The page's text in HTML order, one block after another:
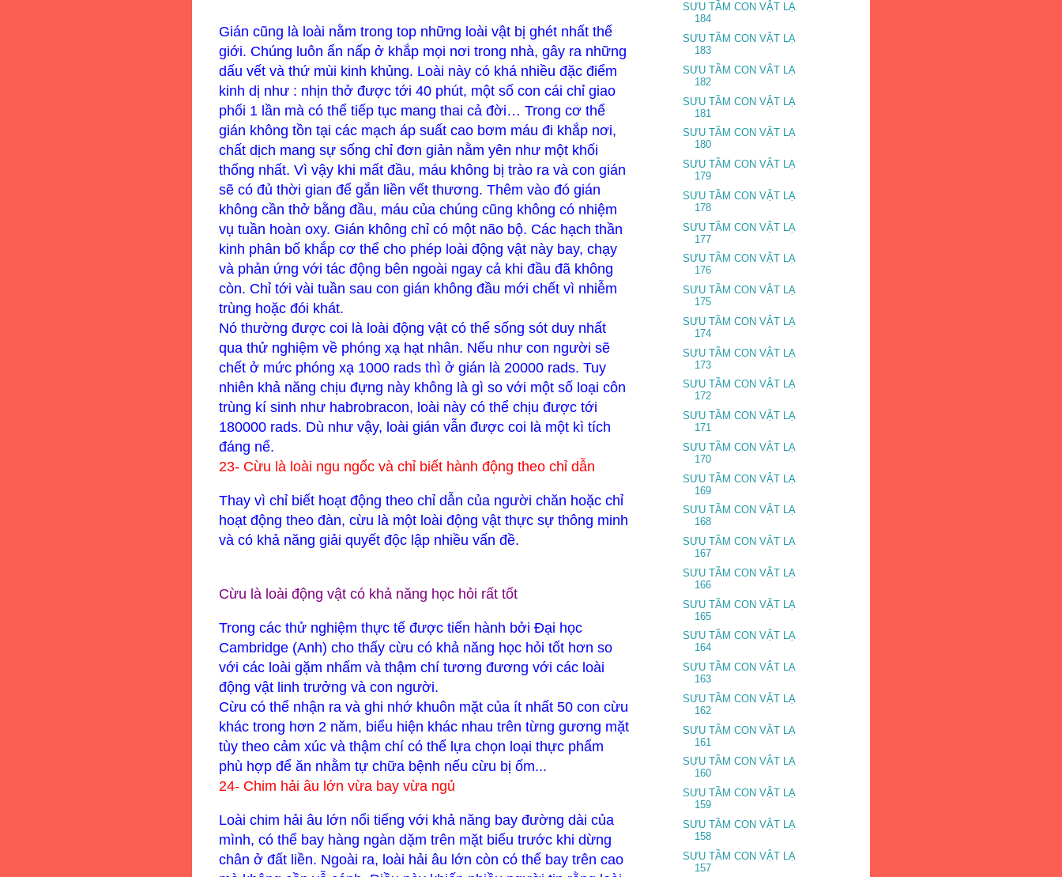
Gián cũng là loài nằm trong top những loài vật bị ghét nhất thế
giới. Chúng luôn ẩn nấp ở khắp mọi nơi trong nhà, gây ra những
dấu vết và thứ mùi kinh khủng. Loài này có khá nhiều đặc điểm
kinh dị như : nhịn thở được tới 40 phút, một số con cái chỉ giao
phối 1 lần mà có thể tiếp tục mang thai cả đời… Trong cơ thể
gián không tồn tại các mạch áp suất cao bơm máu đi khắp nơi,
chất dịch mang sự sống chỉ đơn giản nằm yên như một khối
thống nhất. Vì vậy khi mất đầu, máu không bị trào ra và con gián
sẽ có đủ thời gian để gắn liền vết thương. Thêm vào đó gián
không cần thở bằng đầu, máu của chúng cũng không có nhiệm
vụ tuần hoàn oxy. Gián không chỉ có một não bộ. Các hạch thần
kinh phân bố khắp cơ thể cho phép loài động vật này bay, chạy
và phản ứng với tác động bên ngoài ngay cả khi đầu đã không
còn. Chỉ tới vài tuần sau con gián không đầu mới chết vì nhiễm
trùng hoặc đói khát.
Nó thường được coi là loài động vật có thể sống sót duy nhất
qua thử nghiệm về phóng xạ hạt nhân. Nếu như con người sẽ
chết ở mức phóng xạ 1000 rads thì ở gián là 20000 rads. Tuy
nhiên khả năng chịu đựng này không là gì so với một số loại côn
trùng kí sinh như habrobracon, loài này có thể chịu được tới
180000 rads. Dù như vậy, loài gián vẫn được coi là một kì tích
đáng nể.
23- Cừu là loài ngu ngốc và chỉ biết hành động theo chỉ dẫn
Thay vì chỉ biết hoạt động theo chỉ dẫn của người chăn hoặc chỉ
hoạt động theo đàn, cừu là một loài động vật thực sự thông minh
và có khả năng giải quyết độc lập nhiều vấn đề.
Cừu là loài động vật có khả năng học hỏi rất tốt
Trong các thử nghiệm thực tế được tiến hành bởi Đại học
Cambridge (Anh) cho thấy cừu có khả năng học hỏi tốt hơn so
với các loài gặm nhấm và thậm chí tương đương với các loài
động vật linh trưởng và con người.
Cừu có thể nhận ra và ghi nhớ khuôn mặt của ít nhất 50 con cừu
khác trong hơn 2 năm, biểu hiện khác nhau trên từng gương mặt
tùy theo cảm xúc và thậm chí có thể lựa chọn loại thực phẩm
phù hợp để ăn nhằm tự chữa bệnh nếu cừu bị ốm...
24- Chim hải âu lớn vừa bay vừa ngủ
Loài chim hải âu lớn nổi tiếng với khả năng bay đường dài của
mình, có thể bay hàng ngàn dặm trên mặt biểu trước khi dừng
chân ở đất liền. Ngoài ra, loài hải âu lớn còn có thể bay trên cao
SƯU TẦM CON VẬT LẠ
184
SƯU TẦM CON VẬT LẠ
183
SƯU TẦM CON VẬT LẠ
182
SƯU TẦM CON VẬT LẠ
181
SƯU TẦM CON VẬT LẠ
180
SƯU TẦM CON VẬT LẠ
179
SƯU TẦM CON VẬT LẠ
178
SƯU TẦM CON VẬT LẠ
177
SƯU TẦM CON VẬT LẠ
176
SƯU TẦM CON VẬT LẠ
175
SƯU TẦM CON VẬT LẠ
174
SƯU TẦM CON VẬT LẠ
173
SƯU TẦM CON VẬT LẠ
172
SƯU TẦM CON VẬT LẠ
171
SƯU TẦM CON VẬT LẠ
170
SƯU TẦM CON VẬT LẠ
169
SƯU TẦM CON VẬT LẠ
168
SƯU TẦM CON VẬT LẠ
167
SƯU TẦM CON VẬT LẠ
166
SƯU TẦM CON VẬT LẠ
165
SƯU TẦM CON VẬT LẠ
164
SƯU TẦM CON VẬT LẠ
163
SƯU TẦM CON VẬT LẠ
162
SƯU TẦM CON VẬT LẠ
161
SƯU TẦM CON VẬT LẠ
160
SƯU TẦM CON VẬT LẠ
159
SƯU TẦM CON VẬT LẠ
158
SƯU TẦM CON VẬT LẠ
157